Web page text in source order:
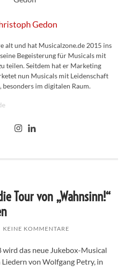
Gedon
alt und hat Musicalzone.de 2015 ins
Begeisterung für Musicals mit
teilen. Seitdem hat er Marketing
nun Musicals mit Leidenschaft
besonders im digitalen Raum.
Tour von „Wahnsinn!“
KEINE KOMMENTARE
wird das neue Jukebox-Musical
Liedern von Wolfgang Petry, in